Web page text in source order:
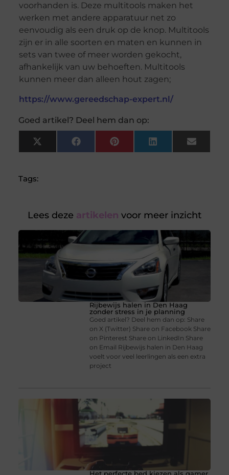
voorhanden is. Deze multitools maken het
werken met andere apparatuur net zo
eenvoudig als een druk op de knop. Multitools
zijn er in alle soorten en maten en kunnen in
sets van twee of meer worden gekocht,
afhankelijk van uw behoeften. Multitools
kunnen meer dan alleen hout zagen;
https://www.gereedschap-expert.nl/
Goed artikel? Deel hem dan op:
X
(Twitter)
FacebookPinterest LinkedIn Email
Tags:
Lees deze artikelen voor meer inzicht
Rijbewijs halen in Den Haag
zonder stress in je planning
Goed artikel? Deel hem dan op: Share
on X (Twitter) Share on Facebook Share
on Pinterest Share on LinkedIn Share
on Email Rijbewijs halen in Den Haag
voelt voor veel leerlingen als een extra
project